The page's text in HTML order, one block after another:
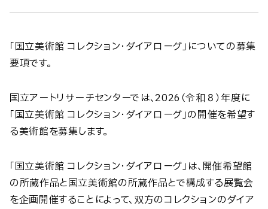
「国立美術館 コレクション・ダイアローグ」についての募集
要項です。
国立アートリサーチセンターでは、2026（令和８）年度に
「国立美術館 コレクション・ダイアローグ」の開催を希望す
る美術館を募集します。
「国立美術館 コレクション・ダイアローグ」は、開催希望館
の所蔵作品と国立美術館の所蔵作品とで構成する展覧会
を企画開催することによって、双方のコレクションのダイア